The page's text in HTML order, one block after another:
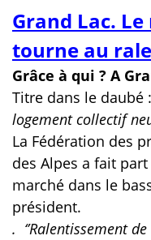
Grand Lac.
tourne au
Grâce à qui ? A
Titre dans le daubé :
logement collectif
La Fédération des
des Alpes a fait
marché dans le
président.
. ‘’Ralentissement